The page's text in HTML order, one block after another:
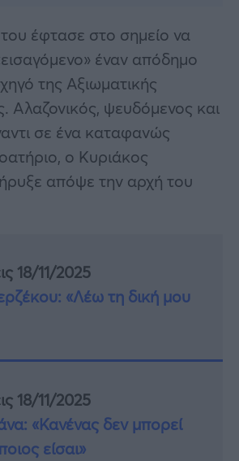
έφτασε στο σημείο να
έναν απόδημο
της Αξιωματικής
Αλαζονικός, ψευδόμενος και
σε ένα καταφανώς
ο Κυριάκος
απόψε την αρχή του
18/11/2025
«Λέω τη δική μου
18/11/2025
«Κανένας δεν μπορεί
είσαι»